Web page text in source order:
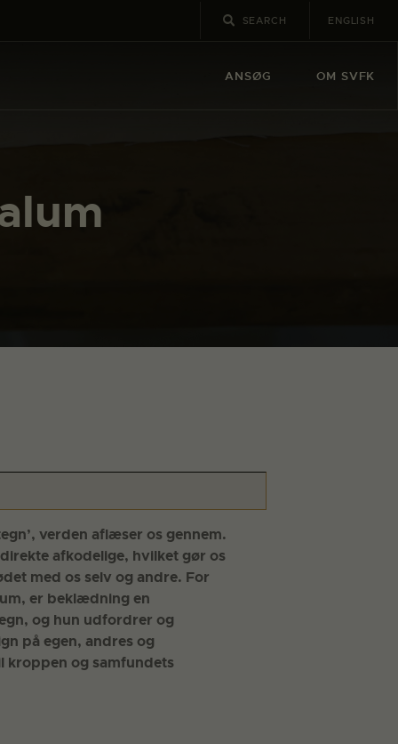
ENGLISH
ANSØG OM SVFK
verden aflæser os gennem.
afkodelige, hvilket gør os
med os selv og andre. For
er beklædning en
og hun udfordrer og
på egen, andres og
kroppen og samfundets